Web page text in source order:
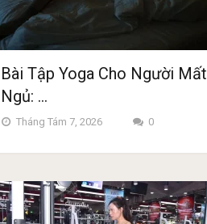
Bài Tập Yoga Cho Người Mất
Ngủ: …
Tháng Tám 7, 2026 0